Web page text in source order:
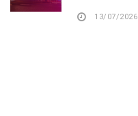
13/07/2026